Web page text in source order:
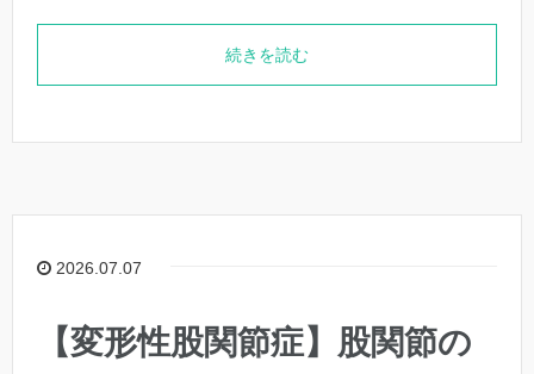
続きを読む
2026.07.07
【変形性股関節症】股関節の